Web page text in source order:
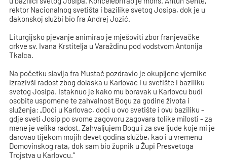
rektor Nacionalnog svetišta i bazilike svetog Josipa, dok je u
đakonskoj službi bio fra Andrej Jozić.
Liturgijsko pjevanje animirao je mješoviti zbor franjevačke
crkve sv. Ivana Krstitelja u Varaždinu pod vodstvom Antonija
Tkalca.
Na početku slavlja fra Mustač pozdravio je okupljene vjernike
izrazivši radost zbog dolaska u Karlovac i u svetište i baziliku
svetog Josipa. Istaknuo je kako mu boravak u Karlovcu budi
osobite uspomene te zahvalnost Bogu za godine života i
služenja: „Doći u Karlovac, doći u ovo svetište i ovu baziliku -
gdje sveti Josip po svome zagovoru zagovara tolike milosti - za
mene je velika radost. Zahvaljujem Bogu i za sve ljude koje mi je
darovao tijekom mojih devet godina službe, kao i u vremenu
Domovinskog rata, dok sam bio župnik u Župi Presvetoga
Trojstva u Karlovcu.“